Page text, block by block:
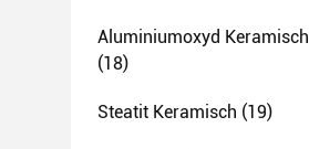
Aluminiumoxyd Keramisch
(18)
Steatit Keramisch (19)